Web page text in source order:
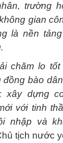
trường
gian
là nền
chăm lo
đồng bào
xây dựng
với tinh
nhập và
tịch nước